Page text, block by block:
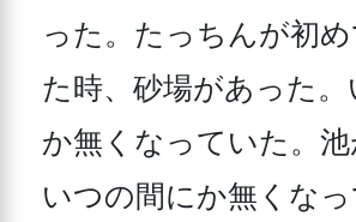
った。たっちんが初
た時、砂場があった
か無くなっていた。池
いつの間にか無くな